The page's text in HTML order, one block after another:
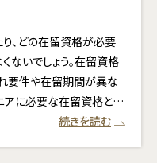
、どの在留資格が必要
ないでしょう。在留資格
要件や在留期間が異な
アに必要な在留資格と…
続きを読む